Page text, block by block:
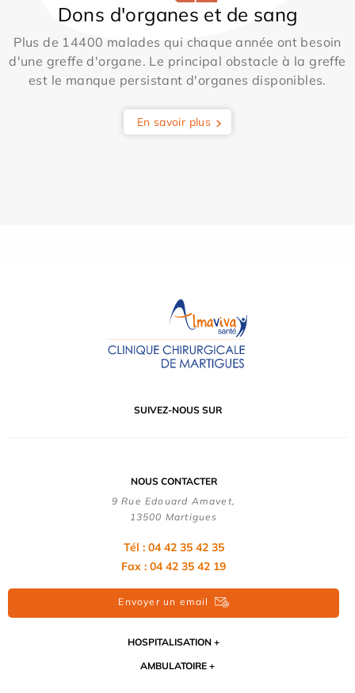
Dons d'organes et de sang
Plus de 14400 malades qui chaque année ont besoin
d'une greffe d'organe. Le principal obstacle à la greffe
est le manque persistant d'organes disponibles.
En savoir plus
SUIVEZ-NOUS SUR
NOUS CONTACTER
9 Rue Edouard Amavet,
13500 Martigues
Tél : 04 42 35 42 35
Fax : 04 42 35 42 19
Envoyer un email
HOSPITALISATION
AMBULATOIRE